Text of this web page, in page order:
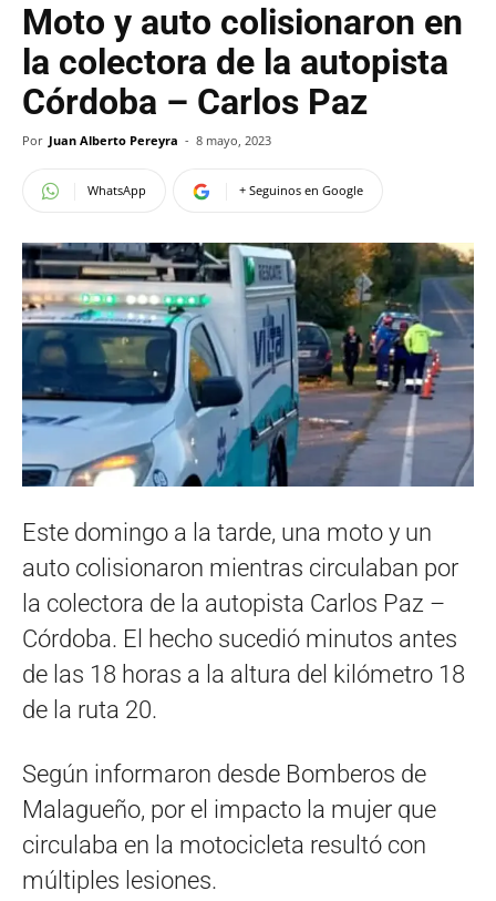
Moto y auto colisionaron en
la colectora de la autopista
Córdoba – Carlos Paz
Por Juan Alberto Pereyra - 8 mayo, 2023
WhatsApp + Seguinos en Google
Este domingo a la tarde, una moto y un
auto colisionaron mientras circulaban por
la colectora de la autopista Carlos Paz –
Córdoba. El hecho sucedió minutos antes
de las 18 horas a la altura del kilómetro 18
de la ruta 20.
Según informaron desde Bomberos de
Malagueño, por el impacto la mujer que
circulaba en la motocicleta resultó con
múltiples lesiones.